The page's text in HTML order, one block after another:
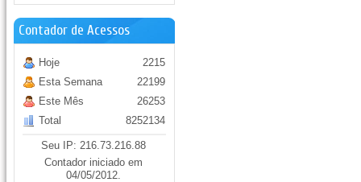
Contador de Acessos
Hoje
Esta Semana
Este Mês
Total
2215
22199
26253
8252134
Seu IP: 216.73.216.88
Contador iniciado em
04/05/2012.